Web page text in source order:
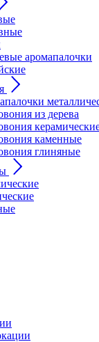
аромапалочки
из дерева
каменные
глиняные